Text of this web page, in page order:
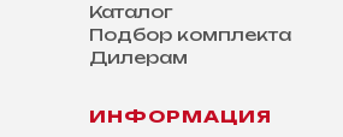
Каталог
Подбор комплекта
Дилерам
ИНФОРМАЦИЯ